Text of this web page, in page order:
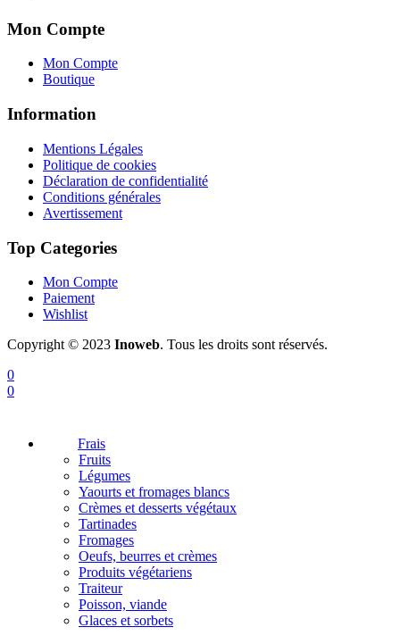
Mon Compte
Mon Compte
Boutique
Information
Mentions Légales
Politique de cookies
Déclaration de confidentialité
Conditions générales
Avertissement
Top Categories
Mon Compte
Paiement
Wishlist
Copyright © 2023 Inoweb. Tous les droits sont réservés.
0
0
Frais
Fruits
Légumes
Yaourts et fromages blancs
Crèmes et desserts végétaux
Tartinades
Fromages
Oeufs, beurres et crèmes
Produits végétariens
Traiteur
Poisson, viande
Glaces et sorbets